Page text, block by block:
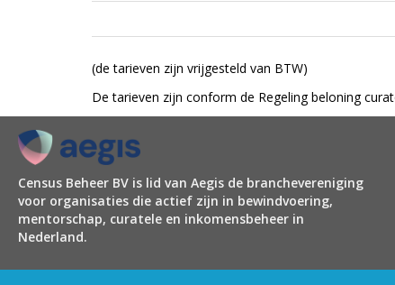
(de tarieven zijn vrijgesteld van BTW)
De tarieven zijn conform de Regeling beloning
Census Beheer BV is lid van Aegis de branchevereniging
voor organisaties die actief zijn in bewindvoering,
mentorschap, curatele en inkomensbeheer in
Nederland.